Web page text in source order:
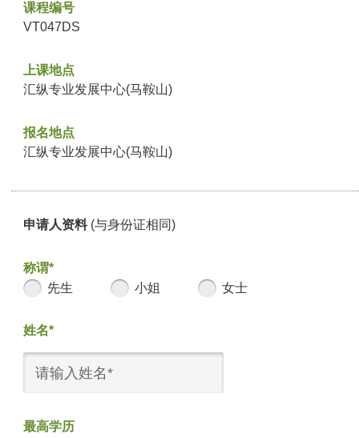
课程编号
VT047DS
上课地点
汇纵专业发展中心(马鞍山)
报名地点
汇纵专业发展中心(马鞍山)
申请人资料 (与身份证相同)
称谓*
先生
小姐 女士
姓名*
最高学历